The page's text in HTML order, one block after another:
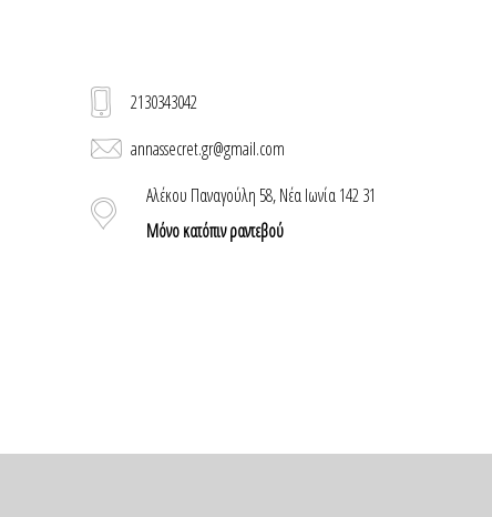
2130343042
annassecret.gr@gmail.com
Αλέκου Παναγούλη 58, Νέα Ιωνία 142 31
Μόνο κατόπιν ραντεβού